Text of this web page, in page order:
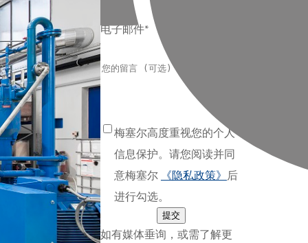
电子邮件*
梅塞尔高度重视您的个人
信息保护。请您阅读并同
意梅塞尔 《隐私政策》 后
进行勾选。
提交
如有媒体垂询，或需了解更